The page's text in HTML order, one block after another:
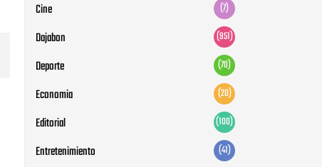
Cine (7)
Dajabon (951)
Deporte (70)
Economia (20)
Editorial (100)
Entretenimiento (41)